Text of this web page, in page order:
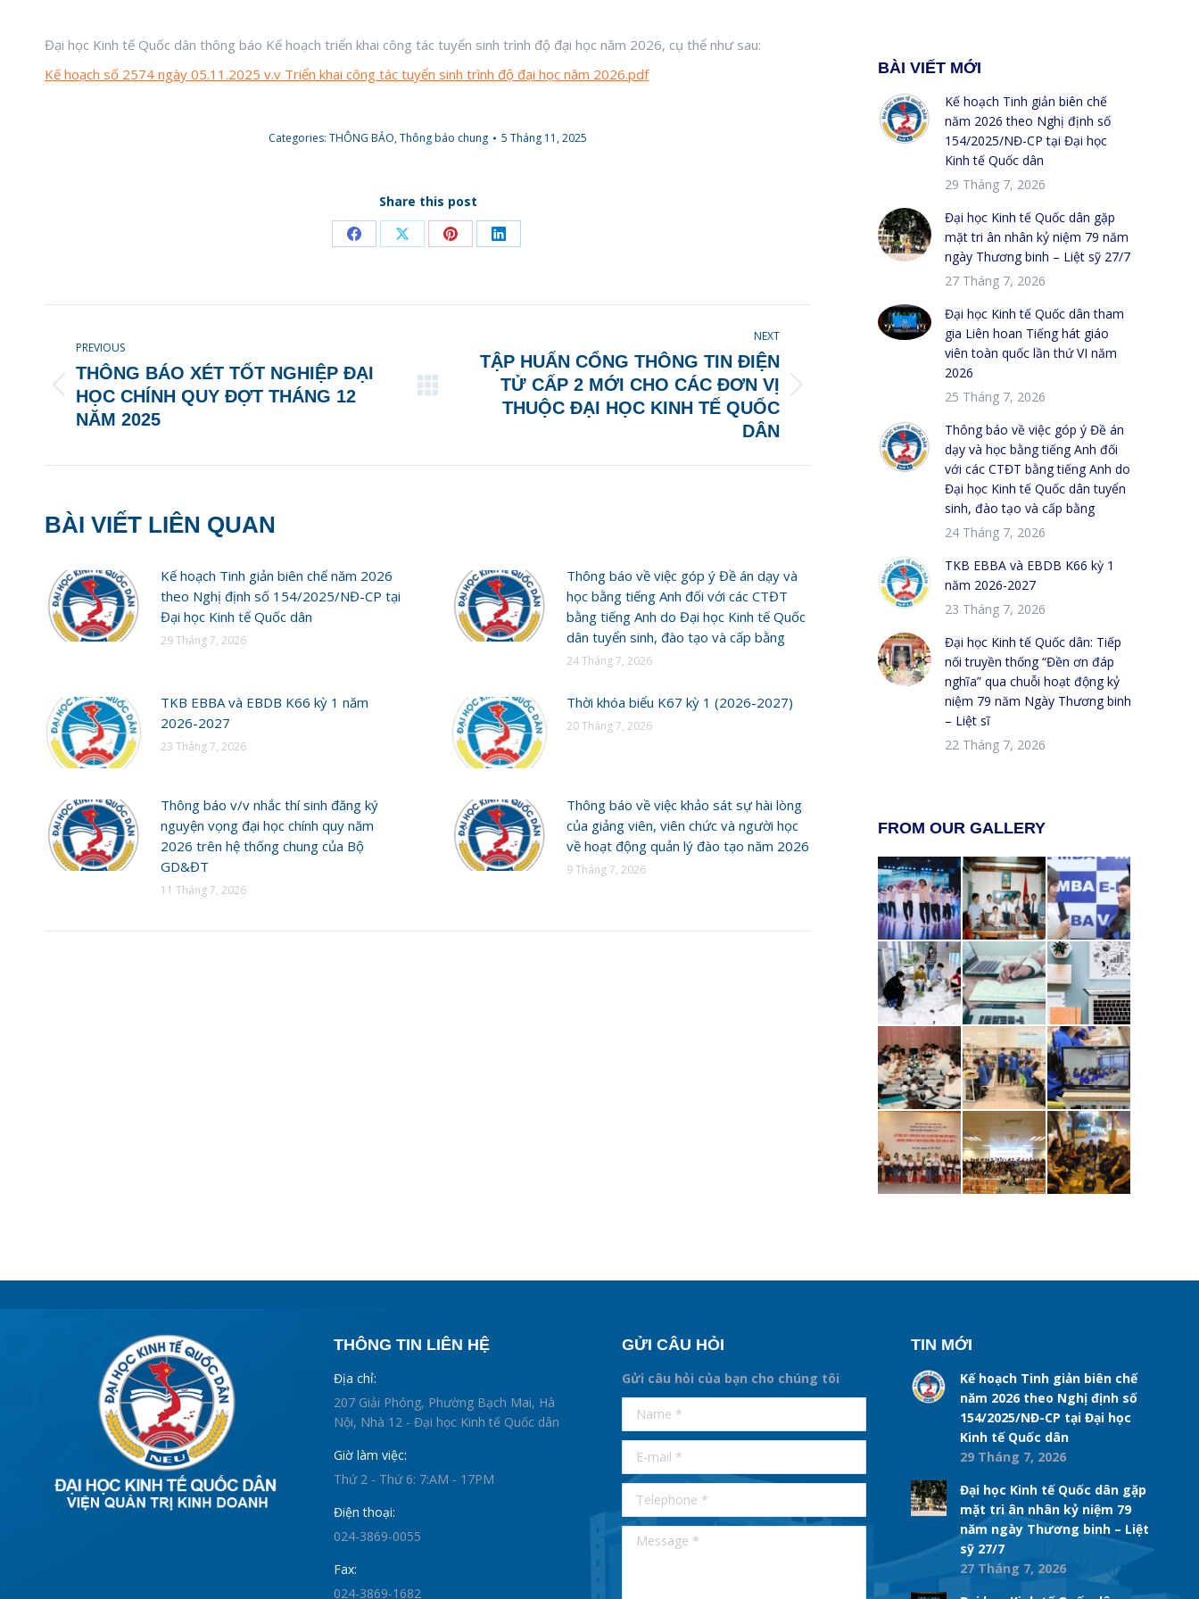
Đại học Kinh tế Quốc dân thông báo Kế hoạch triển khai công tác tuyển sinh trình độ đại học năm 2026, cụ thể như sau:
Kế hoạch số 2574 ngày 05.11.2025 v.v Triển khai công tác tuyển sinh trình độ đại học năm 2026.pdf
Categories: THÔNG BÁO,Thông báo chung 5 Tháng 11, 2025
Share this post
Share Share Share Share
NAVIGATION
PREVIOUS
Previous
post:
THÔNG BÁO XÉT TỐT NGHIỆP ĐẠI
HỌC CHÍNH QUY ĐỢT THÁNG 12
NĂM 2025
NEXT
TẬP HUẤN CỔNG THÔNG TIN ĐIỆN
TỬ CẤP 2 MỚI CHO CÁC ĐƠN VỊ
THUỘC ĐẠI HỌC KINH TẾ QUỐC
DÂN
BÀI VIẾT LIÊN QUAN
Kế hoạch Tinh giản biên chế năm 2026
theo Nghị định số 154/2025/NĐ-CP tại
Đại học Kinh tế Quốc dân
29 Tháng 7, 2026
Thông báo về việc góp ý Đề án dạy và
học bằng tiếng Anh đối với các CTĐT
bằng tiếng Anh do Đại học Kinh tế Quốc
dân tuyển sinh, đào tạo và cấp bằng
24 Tháng 7, 2026
TKB EBBA và EBDB K66 kỳ 1 năm
2026-2027
23 Tháng 7, 2026
Thời khóa biểu K67 kỳ 1 (2026-2027)
20 Tháng 7, 2026
Thông báo v/v nhắc thí sinh đăng ký
nguyện vọng đại học chính quy năm
2026 trên hệ thống chung của Bộ
GD&ĐT
11 Tháng 7, 2026
Thông báo về việc khảo sát sự hài lòng
của giảng viên, viên chức và người học
về hoạt động quản lý đào tạo năm 2026
9 Tháng 7, 2026
BÀI VIẾT MỚI
Kế hoạch Tinh giản biên chế
năm 2026 theo Nghị định số
154/2025/NĐ-CP tại Đại học
Kinh tế Quốc dân
29 Tháng 7, 2026
Đại học Kinh tế Quốc dân gặp
mặt tri ân nhân kỷ niệm 79 năm
ngày Thương binh – Liệt sỹ 27/7
27 Tháng 7, 2026
Đại học Kinh tế Quốc dân tham
gia Liên hoan Tiếng hát giáo
viên toàn quốc lần thứ VI năm
2026
25 Tháng 7, 2026
Thông báo về việc góp ý Đề án
dạy và học bằng tiếng Anh đối
với các CTĐT bằng tiếng Anh do
Đại học Kinh tế Quốc dân tuyển
sinh, đào tạo và cấp bằng
24 Tháng 7, 2026
TKB EBBA và EBDB K66 kỳ 1
năm 2026-2027
23 Tháng 7, 2026
Đại học Kinh tế Quốc dân: Tiếp
nối truyền thống “Đền ơn đáp
nghĩa” qua chuỗi hoạt động kỷ
niệm 79 năm Ngày Thương binh
– Liệt sĩ
22 Tháng 7, 2026
FROM OUR GALLERY
THÔNG TIN LIÊN HỆ
Địa chỉ:
207 Giải Phóng, Phường Bạch Mai, Hà
Nội, Nhà 12 - Đại học Kinh tế Quốc dân
Giờ làm việc:
Thứ 2 - Thứ 6: 7:AM - 17PM
Điện thoại:
024-3869-0055
Fax:
024-3869-1682
GỬI CÂU HỎI
Gửi câu hỏi của bạn cho chúng tôi
supertotobet
betist
Name *
E-mail *
Telephone *
Message *
TIN MỚI
Kế hoạch Tinh giản biên chế
năm 2026 theo Nghị định số
154/2025/NĐ-CP tại Đại học
Kinh tế Quốc dân
29 Tháng 7, 2026
Đại học Kinh tế Quốc dân gặp
mặt tri ân nhân kỷ niệm 79
năm ngày Thương binh – Liệt
sỹ 27/7
27 Tháng 7, 2026